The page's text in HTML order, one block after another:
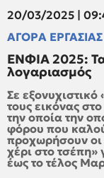
20/03/2025 |
ΑΓΟΡΑ ΕΡΓΑΣΙΑΣ
ΕΝΦΙΑ 2025:
λογαριασμός
Σε
τους εικόνας
την οποία την
φόρου που
προχωρήσουν οι
χέρι στο τσέπη»
έως το τέλος